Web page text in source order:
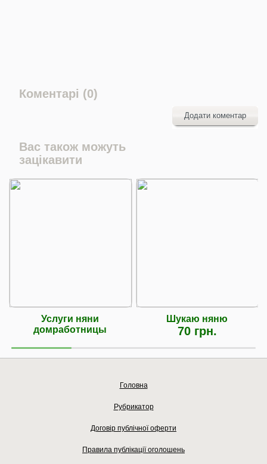
Коментарі (0)
Додати коментар
Вас також можуть
зацікавити
Услуги няни
домработницы
Шукаю няню
70 грн.
Головна
Рубрикатор
Договір публічної оферти
Правила публікації оголошень